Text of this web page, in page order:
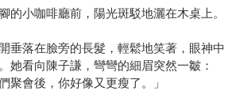
的小咖啡廳前，陽光斑駁地灑在木桌上。
垂落在臉旁的長髮，輕鬆地笑著，眼神中
她看向陳子謙，彎彎的細眉突然一皺：
聚會後，你好像又更瘦了。」